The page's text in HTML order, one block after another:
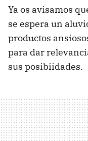
Ya os avisamos
se espera un
productos
para dar
sus posibiidades.